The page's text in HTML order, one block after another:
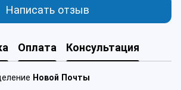
Написать отзыв
Оплата Консультация
Новой Почты